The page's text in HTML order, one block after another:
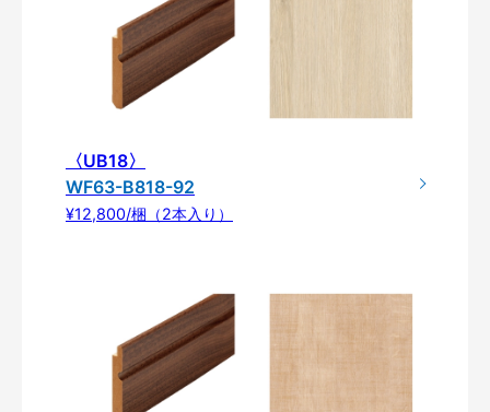
〈UB18〉
WF63-B818-92
¥12,800/梱（2本入り）